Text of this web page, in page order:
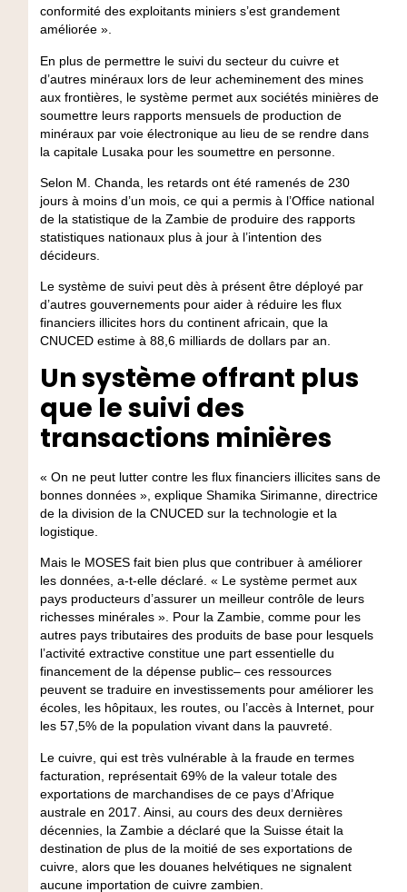
conformité des exploitants miniers s’est grandement
améliorée ».
En plus de permettre le suivi du secteur du cuivre et
d’autres minéraux lors de leur acheminement des mines
aux frontières, le système permet aux sociétés minières de
soumettre leurs rapports mensuels de production de
minéraux par voie électronique au lieu de se rendre dans
la capitale Lusaka pour les soumettre en personne.
Selon M. Chanda, les retards ont été ramenés de 230
jours à moins d’un mois, ce qui a permis à l’Office national
de la statistique de la Zambie de produire des rapports
statistiques nationaux plus à jour à l’intention des
décideurs.
Le système de suivi peut dès à présent être déployé par
d’autres gouvernements pour aider à réduire les flux
financiers illicites hors du continent africain, que la
CNUCED estime à 88,6 milliards de dollars par an.
Un système offrant plus
que le suivi des
transactions minières
« On ne peut lutter contre les flux financiers illicites sans de
bonnes données », explique Shamika Sirimanne, directrice
de la division de la CNUCED sur la technologie et la
logistique.
Mais le MOSES fait bien plus que contribuer à améliorer
les données, a-t-elle déclaré. « Le système permet aux
pays producteurs d’assurer un meilleur contrôle de leurs
richesses minérales ». Pour la Zambie, comme pour les
autres pays tributaires des produits de base pour lesquels
l’activité extractive constitue une part essentielle du
financement de la dépense public– ces ressources
peuvent se traduire en investissements pour améliorer les
écoles, les hôpitaux, les routes, ou l’accès à Internet, pour
les 57,5% de la population vivant dans la pauvreté.
Le cuivre, qui est très vulnérable à la fraude en termes
facturation, représentait 69% de la valeur totale des
exportations de marchandises de ce pays d’Afrique
australe en 2017. Ainsi, au cours des deux dernières
décennies, la Zambie a déclaré que la Suisse était la
destination de plus de la moitié de ses exportations de
cuivre, alors que les douanes helvétiques ne signalent
aucune importation de cuivre zambien.